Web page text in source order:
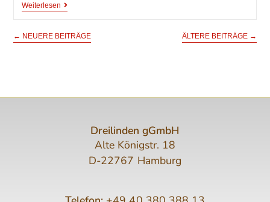
Weiterlesen
← NEUERE BEITRÄGE ÄLTERE BEITRÄGE →
Dreilinden gGmbH
Alte Königstr. 18
D-22767 Hamburg